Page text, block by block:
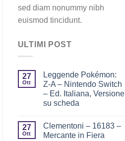
sed diam nonummy nibh
euismod tincidunt.
ULTIMI POST
27
Ott
Leggende Pokémon:
Z-A – Nintendo Switch
– Ed. Italiana, Versione
su scheda
27
Ott
Clementoni – 16183 –
Mercante in Fiera